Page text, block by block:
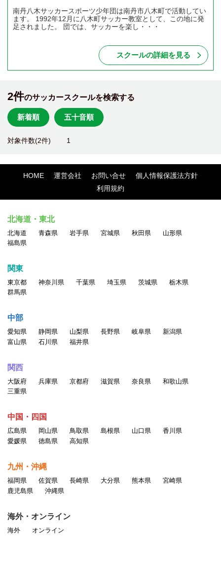
南丹八木サッカースポーツ少年団は南丹市八木町で活動してい
ます。 1992年12月に八木町サッカー教室として、この地に発
足されました。 団では、サッカーを楽し・・・
スクールの詳細を見る
2件のサッカースクールを検索する
新着順 五十音順
対象件数(2件) 1
HOME 運営会社 お問い合せ
個人情報保護法方針
利用規約
北海道・東北
北海道 青森県 岩手県 宮城県 秋田県
山形県
福島県
関東
東京都 神奈川県 千葉県 埼玉県 茨城県
栃木県
群馬県
中部
愛知県 静岡県 山梨県 長野県 岐阜県
新潟県
富山県
石川県 福井県
関西
大阪府 兵庫県 京都府 滋賀県 奈良県
和歌山県
三重県
中国・四国
広島県 岡山県 鳥取県 島根県 山口県
香川県
愛媛県
徳島県 高知県
九州・沖縄
福岡県 佐賀県 長崎県 大分県 熊本県
宮崎県
鹿児島県
沖縄県
海外・オンライン
海外 オンライン